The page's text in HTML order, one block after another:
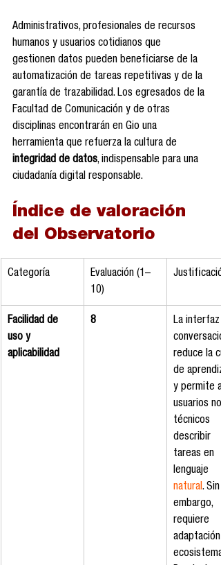
Administrativos, profesionales de recursos
humanos y usuarios cotidianos que
gestionen datos pueden beneficiarse de la
automatización de tareas repetitivas y de la
garantía de trazabilidad. Los egresados de la
Facultad de Comunicación y de otras
disciplinas encontrarán en Gio una
herramienta que refuerza la cultura de
integridad de datos, indispensable para una
ciudadanía digital responsable.
Índice de valoración
del Observatorio
Categoría
Evaluación (1–
10)
Facilidad de
uso y
aplicabilidad
8
La interfaz
reduce la
de
y permite a
usuarios no
técnicos
describir
tareas en
lenguaje
natural. Sin
embargo,
requiere
adaptación